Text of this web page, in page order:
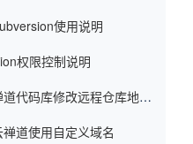
使用说明
权限控制说明
代码库修改远程仓库地址指南
道使用自定义域名